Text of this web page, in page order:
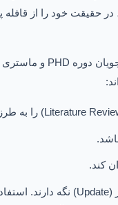
در حقیقت خود را از
دوره PHD و ماستری
:
(Literature را به
.
کند.
(Update) نگه دارند.